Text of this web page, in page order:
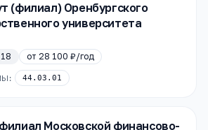
(филиал) Оренбургского
университета
18 от 28 100 ₽/год
44.03.01
Московской финансово-